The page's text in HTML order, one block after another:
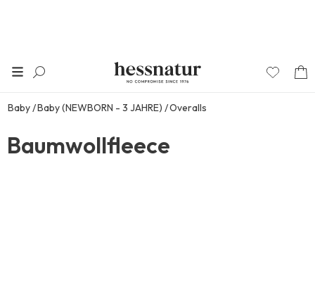
Baby Baby (NEWBORN - 3 JAHRE) Overalls
Baumwollfleece